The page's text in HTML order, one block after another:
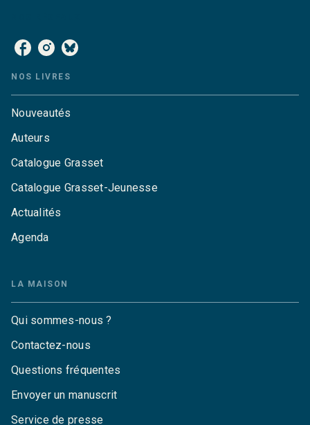
NOS LIVRES
Nouveautés
Auteurs
Catalogue Grasset
Catalogue Grasset-Jeunesse
Actualités
Agenda
LA MAISON
Qui sommes-nous ?
Contactez-nous
Questions fréquentes
Envoyer un manuscrit
Service de presse